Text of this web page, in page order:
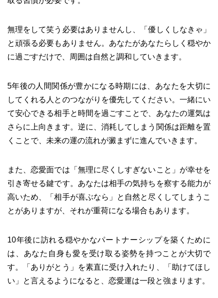
無理をして笑う必要はありませんし、「優しくしなきゃ」
と頑張る必要もありません。あなたがあなたらしく穏やか
に過ごすだけで、周囲は自然と調和していきます。
5年後の人間関係が豊かになる時期には、あなたを大切に
してくれる人とのつながりを優先してください。一緒にい
て安心できる相手と時間を過ごすことで、あなたの運気は
さらに上向きます。逆に、消耗してしまう関係は距離を置
くことで、未来の運の流れが澱まずに進んでいきます。
また、恋愛面では「無理に尽くしすぎないこと」が幸せを
引き寄せる鍵です。あなたは相手の気持ちを察する能力が
高いため、「相手が喜ぶなら」と自然と尽くしてしまうこ
とがありますが、それが重荷になる場合もあります。
10年後に訪れる穏やかなパートナーシップを築くために
は、あなた自身も愛を受け取る姿勢を持つことが大切で
す。「ありがとう」を素直に受け入れたり、「助けてほし
い」と言えるようになると、恋愛運は一段と強まります。